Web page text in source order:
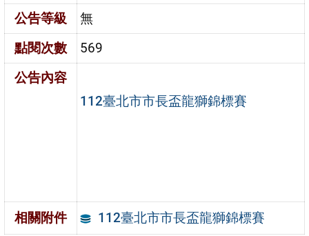
公告等級
無
點閱次數
569
公告內容
112臺北市市長盃龍獅錦標賽
相關附件 112臺北市市長盃龍獅錦標賽